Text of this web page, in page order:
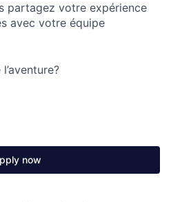
partagez votre expérience
avec votre équipe
now